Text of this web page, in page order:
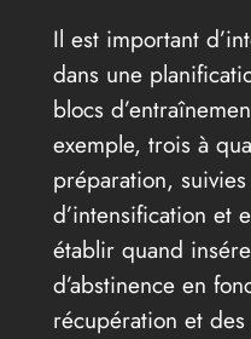
Il est important
dans une
blocs
exemple, trois à
préparation, suivies
d’intensification et
établir quand
d’abstinence en
récupération et